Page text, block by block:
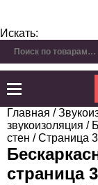
Искать:
Главная /
звукоизоляция /
стен / Страница 3
страница 3